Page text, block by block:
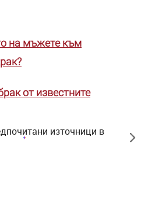
на мъжете към
от известните
източници в